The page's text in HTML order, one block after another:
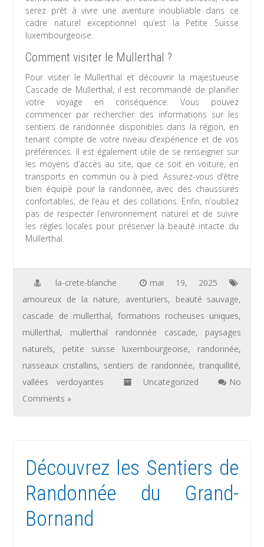
serez prêt à vivre une aventure inoubliable dans ce
cadre naturel exceptionnel qu’est la Petite Suisse
luxembourgeoise.
Comment visiter le Mullerthal ?
Pour visiter le Mullerthal et découvrir la majestueuse
Cascade de Mullerthal, il est recommandé de planifier
votre voyage en conséquence. Vous pouvez
commencer par rechercher des informations sur les
sentiers de randonnée disponibles dans la région, en
tenant compte de votre niveau d’expérience et de vos
préférences. Il est également utile de se renseigner sur
les moyens d’accès au site, que ce soit en voiture, en
transports en commun ou à pied. Assurez-vous d’être
bien équipé pour la randonnée, avec des chaussures
confortables, de l’eau et des collations. Enfin, n’oubliez
pas de respecter l’environnement naturel et de suivre
les règles locales pour préserver la beauté intacte du
Mullerthal.
la-crete-blanche
mai 19, 2025
amoureux de la nature, aventuriers, beauté sauvage,
cascade de mullerthal,formations rocheuses uniques,
müllerthal, mullerthal randonnée cascade, paysages
naturels, petite suisse luxembourgeoise, randonnée,
ruisseaux cristallins, sentiers de randonnée,tranquillité,
vallées verdoyantes
Uncategorized
No
Comments »
Découvrez les Sentiers de
Randonnée du Grand-
Bornand